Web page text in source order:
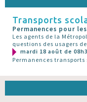
Transports
Permanences pour
Les agents de la
questions des usagers
mardi 18 août de
Permanences transports